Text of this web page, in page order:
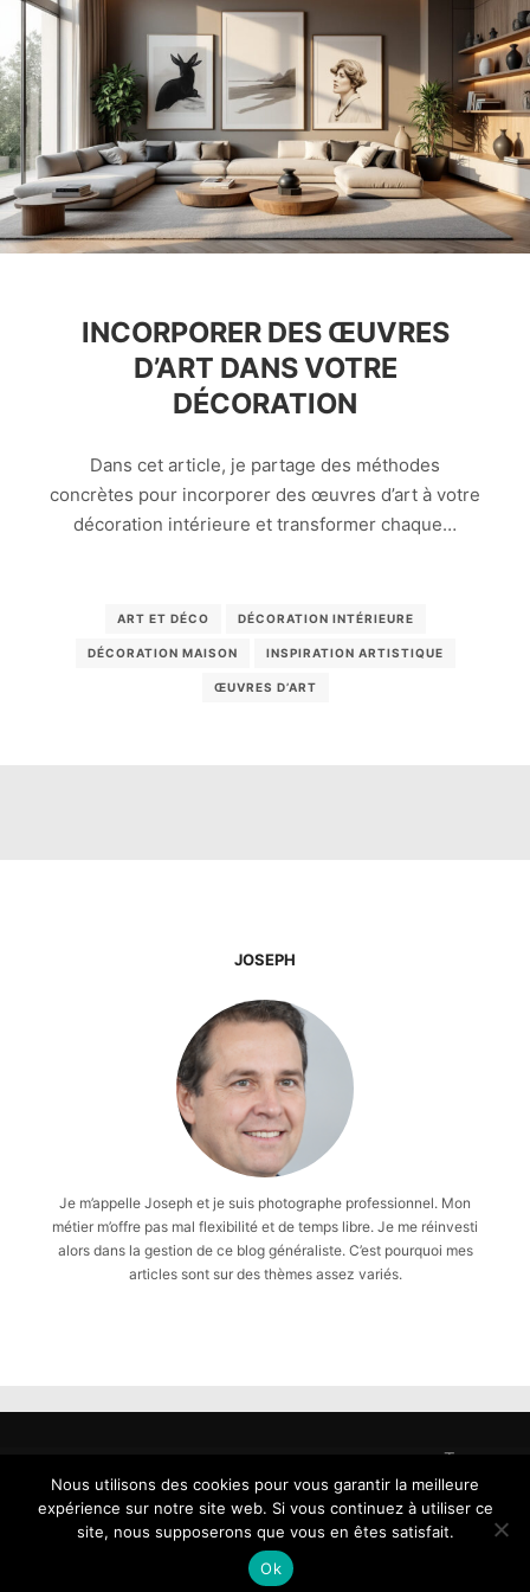
INCORPORER DES ŒUVRES
D’ART DANS VOTRE
DÉCORATION
Dans cet article, je partage des méthodes
concrètes pour incorporer des œuvres d’art à votre
décoration intérieure et transformer chaque…
ART ET DÉCO DÉCORATION INTÉRIEURE
DÉCORATION MAISON INSPIRATION ARTISTIQUE
ŒUVRES D’ART
JOSEPH
Je m’appelle Joseph et je suis photographe professionnel. Mon
métier m’offre pas mal flexibilité et de temps libre. Je me réinvesti
alors dans la gestion de ce blog généraliste. C’est pourquoi mes
articles sont sur des thèmes assez variés.
Tous
droits
reservés
-
Nous utilisons des cookies pour vous garantir la meilleure
expérience sur notre site web. Si vous continuez à utiliser ce
site, nous supposerons que vous en êtes satisfait.
Ok